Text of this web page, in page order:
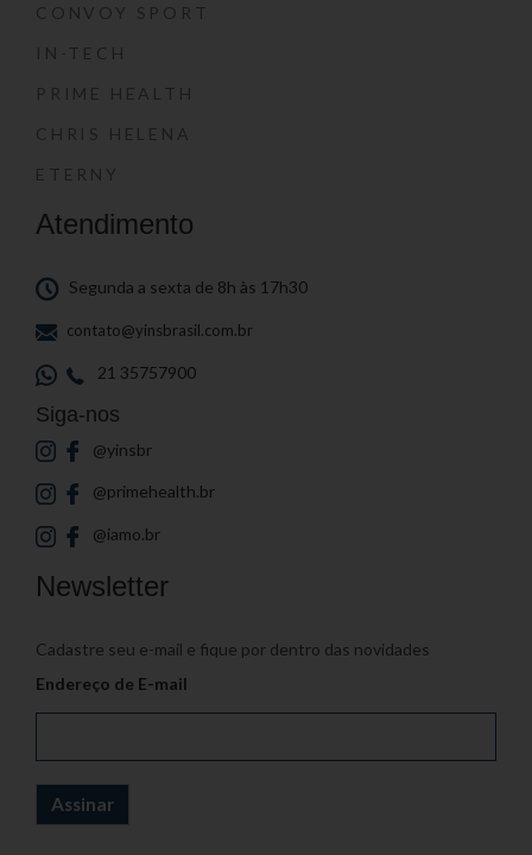
CONVOY SPORT
IN-TECH
PRIME HEALTH
CHRIS HELENA
ETERNY
Atendimento
Segunda a sexta de 8h às 17h30
contato@yinsbrasil.com.br
21 35757900
Siga-nos
@yinsbr
@primehealth.br
@iamo.br
Newsletter
Cadastre seu e-mail e fique por dentro das novidades
Endereço de E-mail